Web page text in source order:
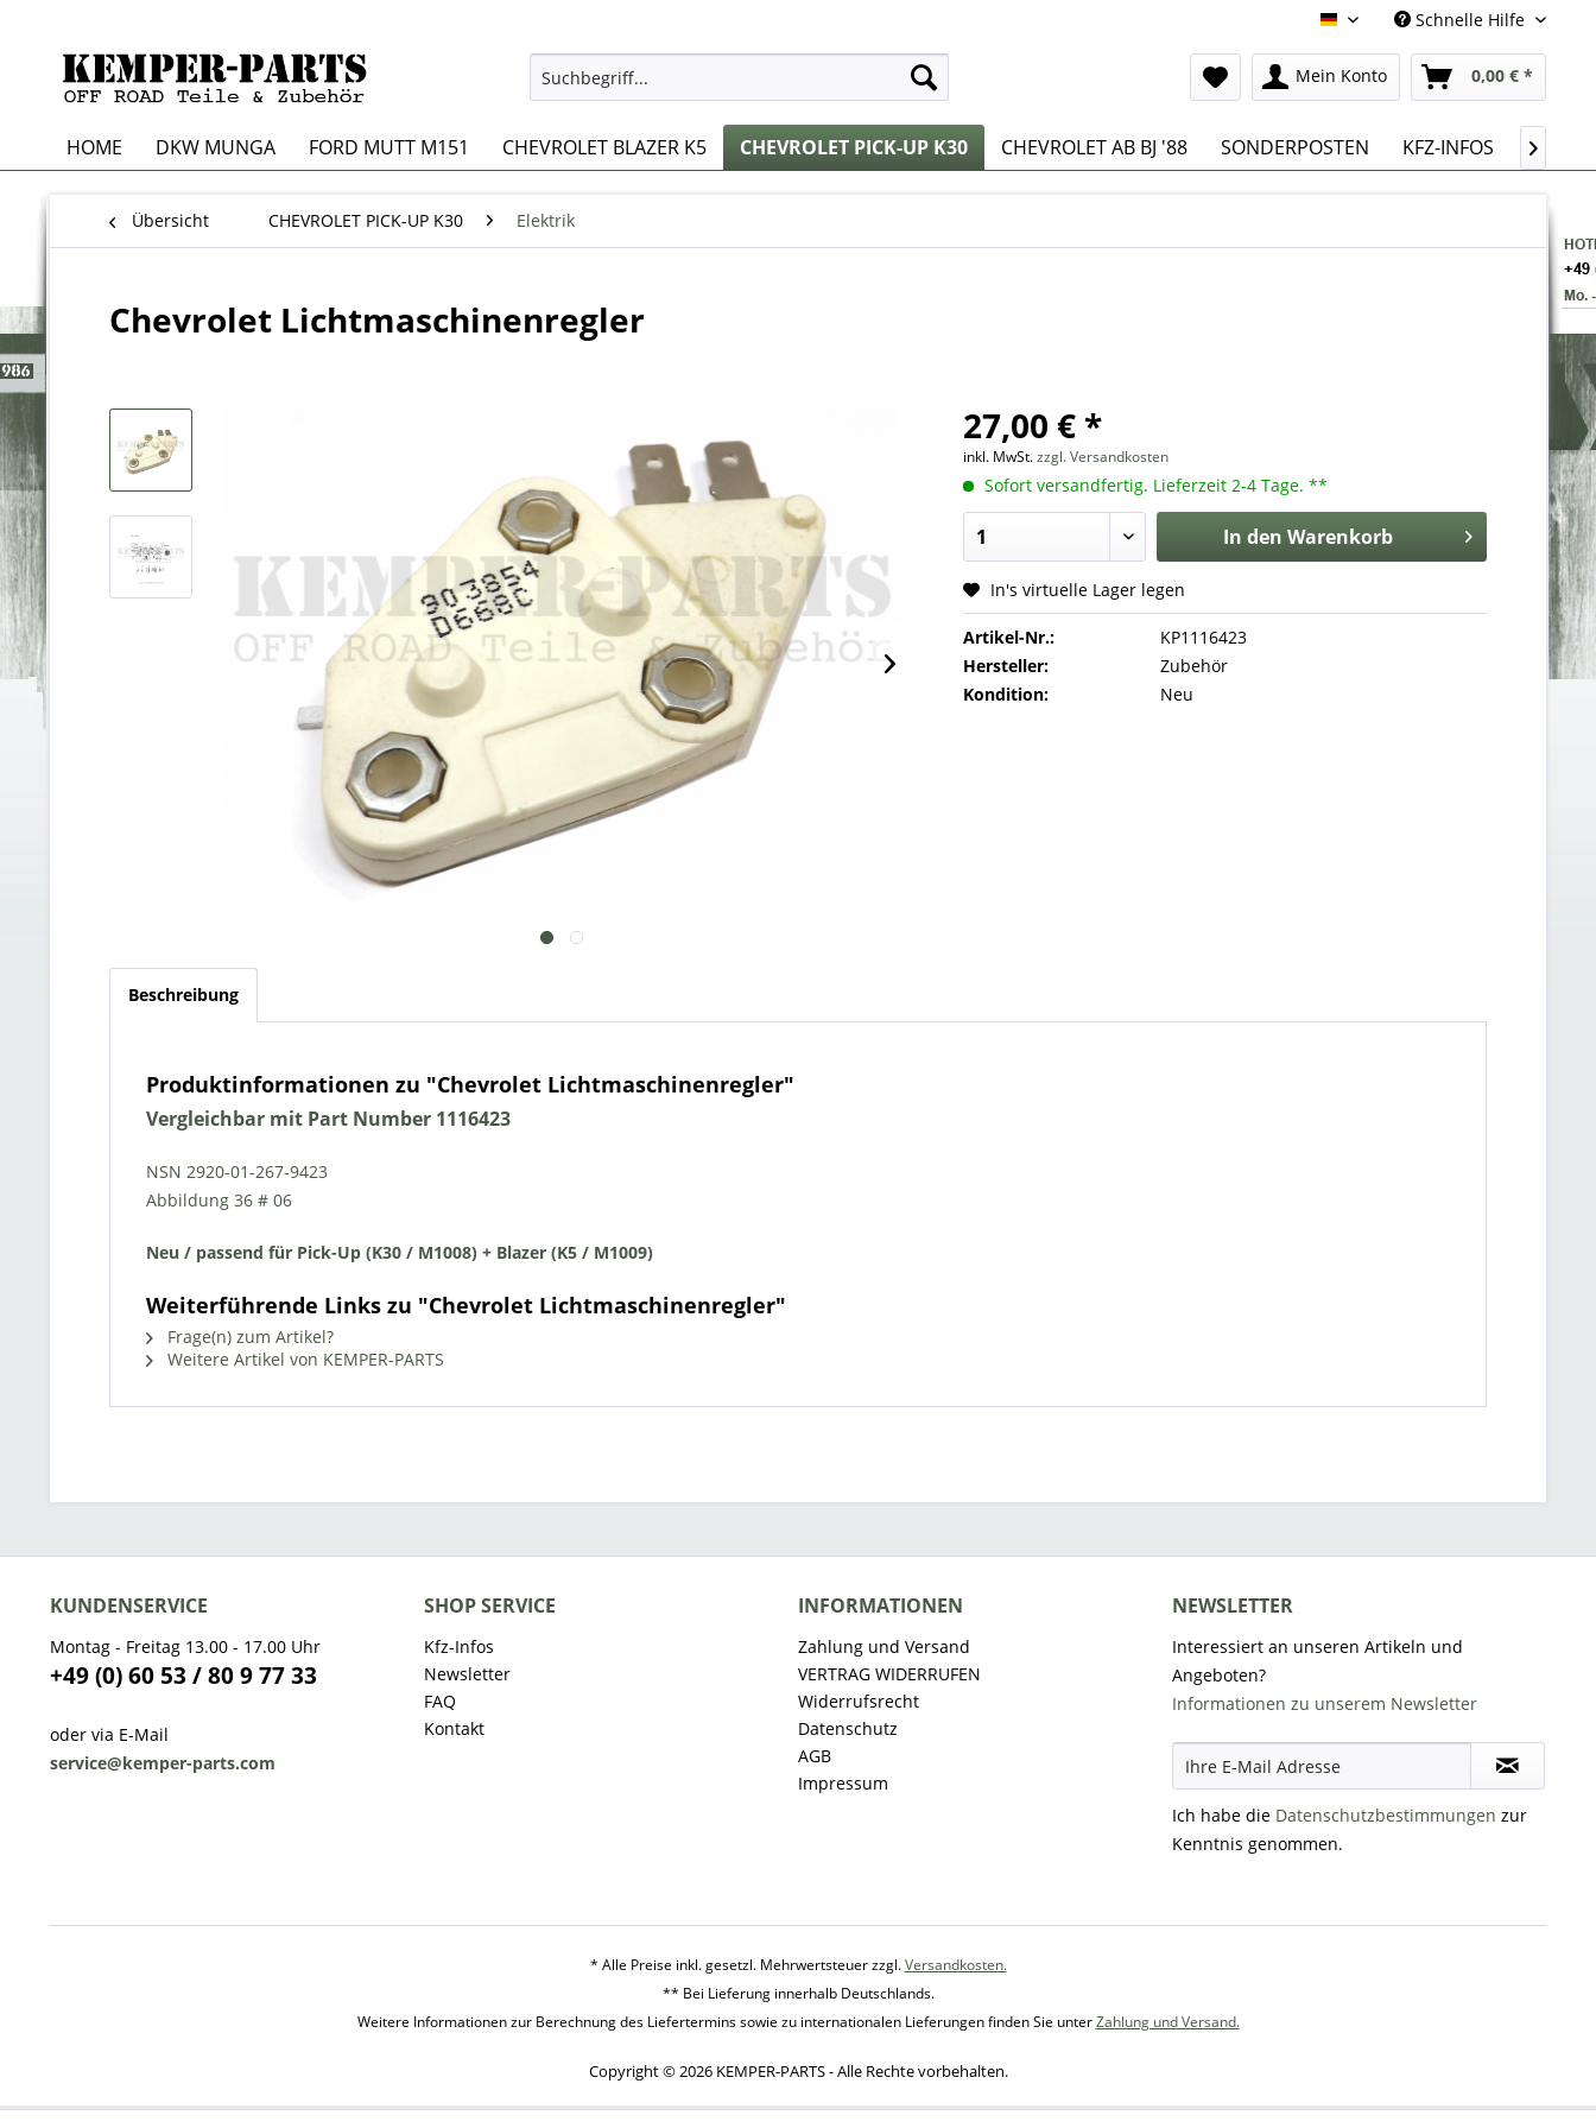
Deutsch Schnelle Hilfe
Mein Konto 0,00 € *
HOME DKW MUNGA FORD MUTT M151 CHEVROLET BLAZER K5 CHEVROLET PICK-UP K30 CHEVROLET AB BJ '88 SONDERPOSTEN KFZ-INFOS 
Übersicht CHEVROLET PICK-UP K30 Elektrik
Chevrolet Lichtmaschinenregler
27,00 € *
inkl. MwSt.zzgl. Versandkosten
Sofort versandfertig. Lieferzeit 2-4 Tage. **
In den Warenkorb
In's virtuelle Lager legen
Artikel-Nr.:
KP1116423
Hersteller:
Zubehör
Kondition:
Neu
Beschreibung
Produktinformationen zu "Chevrolet Lichtmaschinenregler"
Vergleichbar mit Part Number 1116423
NSN 2920-01-267-9423
Abbildung 36 # 06
Neu / passend für Pick-Up (K30 / M1008) + Blazer (K5 / M1009)
Weiterführende Links zu "Chevrolet Lichtmaschinenregler"
Frage(n) zum Artikel?
Weitere Artikel von KEMPER-PARTS
KUNDENSERVICE
Montag - Freitag 13.00 - 17.00 Uhr
+49 (0) 60 53 / 80 9 77 33
oder via E-Mail
service@kemper-parts.com
SHOP SERVICE
Kfz-Infos
Newsletter
FAQ
Kontakt
INFORMATIONEN
Zahlung und Versand
VERTRAG WIDERRUFEN
Widerrufsrecht
Datenschutz
AGB
Impressum
NEWSLETTER
Interessiert an unseren Artikeln und
Angeboten?
Informationen zu unserem Newsletter
Ich habe die Datenschutzbestimmungen zur
Kenntnis genommen.
* Alle Preise inkl. gesetzl. Mehrwertsteuer zzgl.Versandkosten.
** Bei Lieferung innerhalb Deutschlands.
Weitere Informationen zur Berechnung des Liefertermins sowie zu internationalen Lieferungen finden Sie unterZahlung und Versand.
Copyright © 2026 KEMPER-PARTS - Alle Rechte vorbehalten.